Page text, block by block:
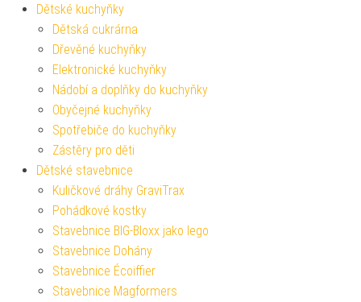
Dětské kuchyňky
Dětská cukrárna
Dřevěné kuchyňky
Elektronické kuchyňky
Nádobí a doplňky do kuchyňky
Obyčejné kuchyňky
Spotřebiče do kuchyňky
Zástěry pro děti
Dětské stavebnice
Kuličkové dráhy GraviTrax
Pohádkové kostky
Stavebnice BIG-Bloxx jako lego
Stavebnice Dohány
Stavebnice Écoiffier
Stavebnice Magformers